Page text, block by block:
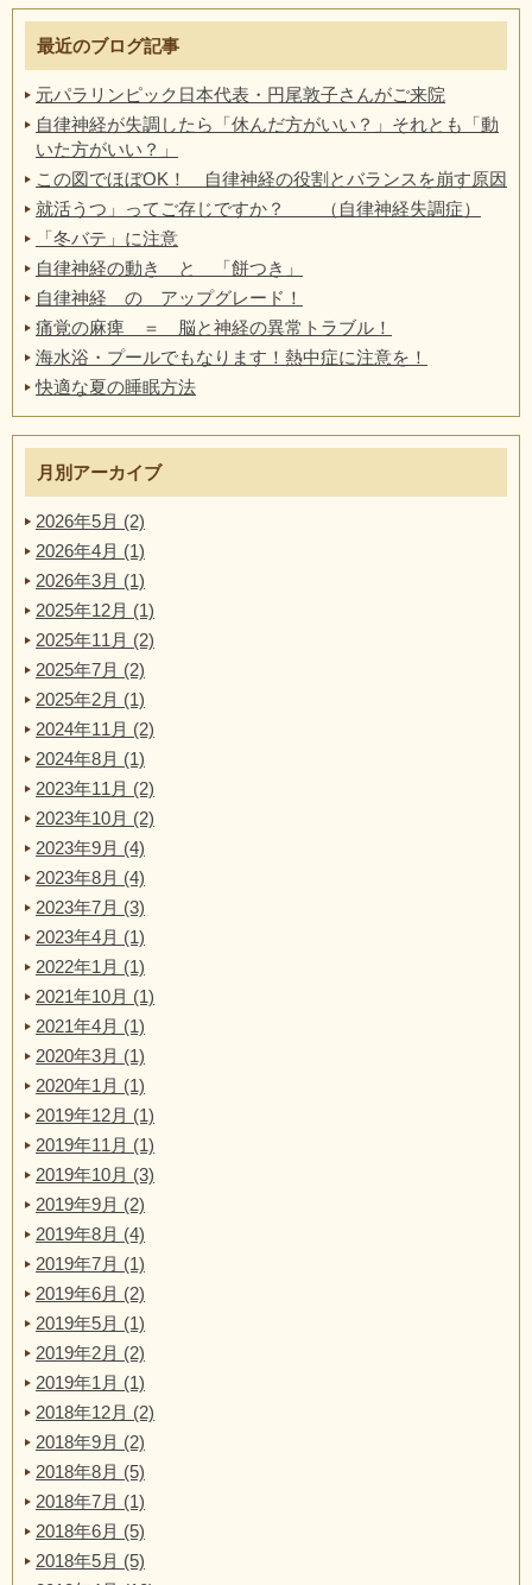
最近のブログ記事
元パラリンピック日本代表・円尾敦子さんがご来院
自律神経が失調したら「休んだ方がいい？」それとも「動
いた方がいい？」
この図でほぼOK！ 自律神経の役割とバランスを崩す原因
就活うつ」ってご存じですか？ （自律神経失調症）
「冬バテ」に注意
自律神経の動き と 「餅つき」
自律神経 の アップグレード！
痛覚の麻痺 ＝ 脳と神経の異常トラブル！
海水浴・プールでもなります！熱中症に注意を！
快適な夏の睡眠方法
月別アーカイブ
2026年5月 (2)
2026年4月 (1)
2026年3月 (1)
2025年12月 (1)
2025年11月 (2)
2025年7月 (2)
2025年2月 (1)
2024年11月 (2)
2024年8月 (1)
2023年11月 (2)
2023年10月 (2)
2023年9月 (4)
2023年8月 (4)
2023年7月 (3)
2023年4月 (1)
2022年1月 (1)
2021年10月 (1)
2021年4月 (1)
2020年3月 (1)
2020年1月 (1)
2019年12月 (1)
2019年11月 (1)
2019年10月 (3)
2019年9月 (2)
2019年8月 (4)
2019年7月 (1)
2019年6月 (2)
2019年5月 (1)
2019年2月 (2)
2019年1月 (1)
2018年12月 (2)
2018年9月 (2)
2018年8月 (5)
2018年7月 (1)
2018年6月 (5)
2018年5月 (5)